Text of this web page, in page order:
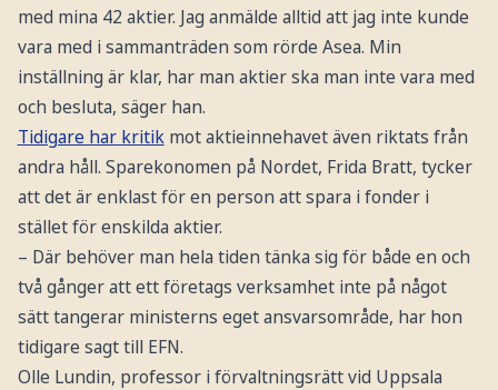
med mina 42 aktier. Jag anmälde alltid att jag inte kunde
vara med i sammanträden som rörde Asea. Min
inställning är klar, har man aktier ska man inte vara med
och besluta, säger han.
Tidigare har kritikmot aktieinnehavet även riktats från
andra håll. Sparekonomen på Nordet, Frida Bratt, tycker
att det är enklast för en person att spara i fonder i
stället för enskilda aktier.
– Där behöver man hela tiden tänka sig för både en och
två gånger att ett företags verksamhet inte på något
sätt tangerar ministerns eget ansvarsområde, har hon
tidigare sagt till EFN.
Olle Lundin, professor i förvaltningsrätt vid Uppsala